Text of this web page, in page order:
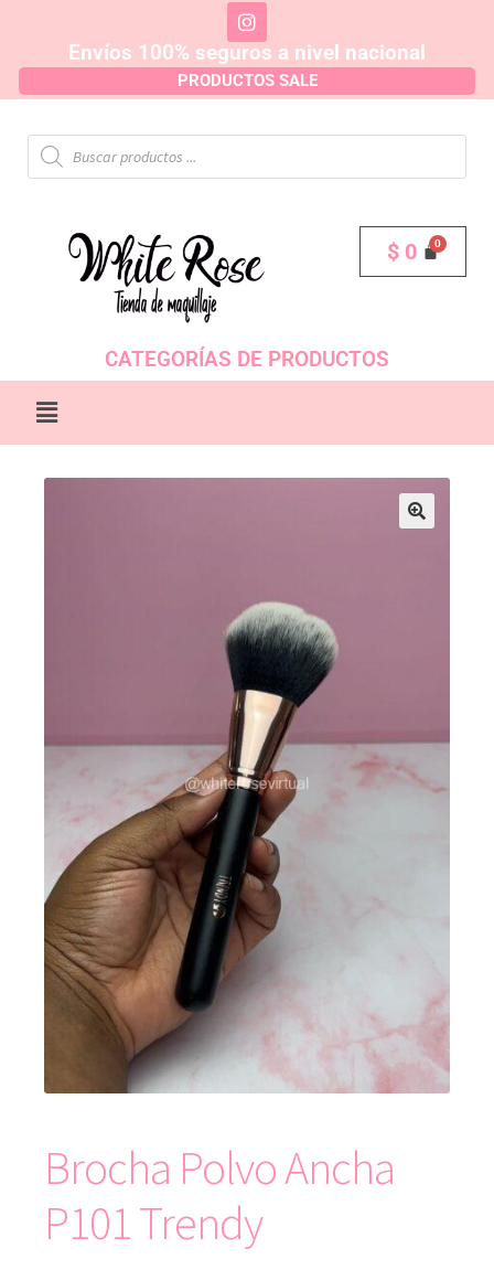
Envíos 100% seguros a nivel nacional
PRODUCTOS SALE
$ 0
CATEGORÍAS DE PRODUCTOS
Brocha Polvo Ancha
P101 Trendy